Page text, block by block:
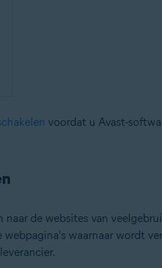
voordat u Avast-
de websites van
waarnaar wordt